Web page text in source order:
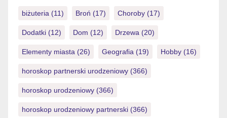
idiotismes […]
biżuteria (11) Broń (17) Choroby (17)
Dodatki (12) Dom (12) Drzewa (20)
Elementy miasta (26) Geografia (19) Hobby (16)
horoskop partnerski urodzeniowy (366)
horoskop urodzeniowy (366)
horoskop urodzeniowy partnerski (366)